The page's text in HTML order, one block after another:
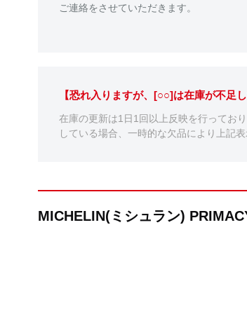
ご連絡をさせていただきます。
【恐れ入りますが、[○○]は在庫が不足
在庫の更新は1日1回以上反映を行ってお
している場合、一時的な欠品により上記
MICHELIN(ミシュラン)